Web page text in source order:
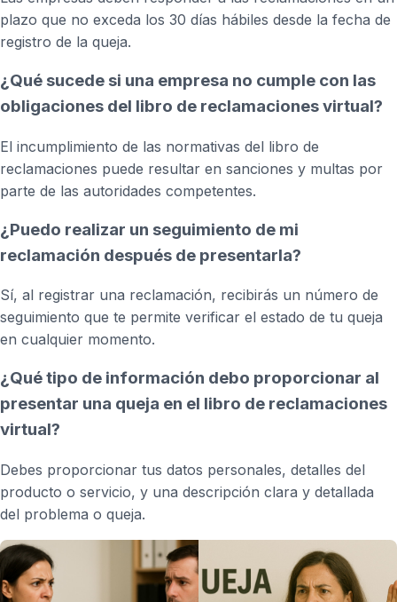
plazo que no exceda los 30 días hábiles desde la fecha de
registro de la queja.
¿Qué sucede si una empresa no cumple con las
obligaciones del libro de reclamaciones virtual?
El incumplimiento de las normativas del libro de
reclamaciones puede resultar en sanciones y multas por
parte de las autoridades competentes.
¿Puedo realizar un seguimiento de mi
reclamación después de presentarla?
Sí, al registrar una reclamación, recibirás un número de
seguimiento que te permite verificar el estado de tu queja
en cualquier momento.
¿Qué tipo de información debo proporcionar al
presentar una queja en el libro de reclamaciones
virtual?
Debes proporcionar tus datos personales, detalles del
producto o servicio, y una descripción clara y detallada
del problema o queja.